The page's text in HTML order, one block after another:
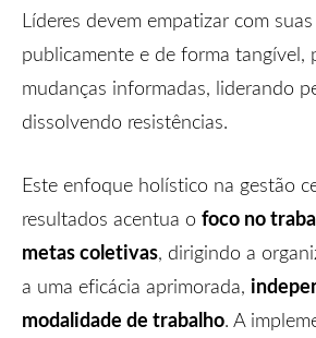
Líderes devem empatizar com
publicamente e de forma tangível,
mudanças informadas, liderando
dissolvendo resistências.
Este enfoque holístico na gestão
resultados acentua o foco no
metas coletivas, dirigindo a
a uma eficácia aprimorada,
modalidade de trabalho. A